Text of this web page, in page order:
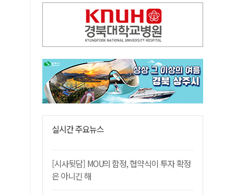
실시간 주요뉴스
[시사뒷담] MOU의 함정, 협약식이 투자 확정
은 아니긴 해